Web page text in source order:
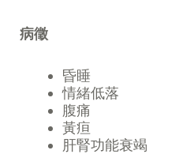
病徵
昏睡
情緒低落
腹痛
黃疸
肝腎功能衰竭